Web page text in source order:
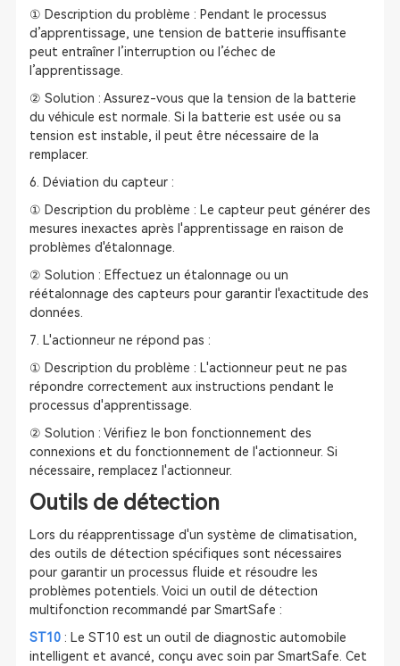
① Description du problème : Pendant le processus
d’apprentissage, une tension de batterie insuffisante
peut entraîner l’interruption ou l’échec de
l’apprentissage.
② Solution : Assurez-vous que la tension de la batterie
du véhicule est normale. Si la batterie est usée ou sa
tension est instable, il peut être nécessaire de la
remplacer.
6. Déviation du capteur :
① Description du problème : Le capteur peut générer des
mesures inexactes après l'apprentissage en raison de
problèmes d'étalonnage.
② Solution : Effectuez un étalonnage ou un
réétalonnage des capteurs pour garantir l'exactitude des
données.
7. L'actionneur ne répond pas :
① Description du problème : L'actionneur peut ne pas
répondre correctement aux instructions pendant le
processus d'apprentissage.
② Solution : Vérifiez le bon fonctionnement des
connexions et du fonctionnement de l'actionneur. Si
nécessaire, remplacez l'actionneur.
Outils de détection
Lors du réapprentissage d'un système de climatisation,
des outils de détection spécifiques sont nécessaires
pour garantir un processus fluide et résoudre les
problèmes potentiels. Voici un outil de détection
multifonction recommandé par SmartSafe :
ST10: Le ST10 est un outil de diagnostic automobile
intelligent et avancé, conçu avec soin par SmartSafe. Cet